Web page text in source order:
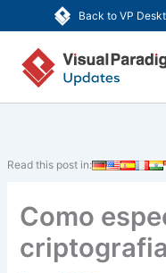
Back to VP
to
content
Read this post in:
Como